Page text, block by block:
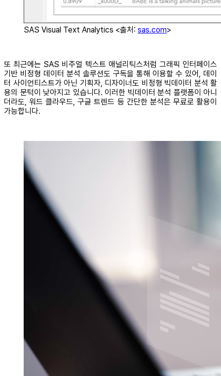
SAS Visual Text Analytics <출처: sas.com>
또 최근에는 SAS 비주얼 텍스트 애널리틱스처럼 그래픽 인터페이스
기반 비정형 데이터 분석 솔루션도 구독을 통해 이용할 수 있어, 데이
터 사이언티스트가 아닌 기획자, 디자이너도 비정형 빅데이터 분석 활
용의 문턱이 낮아지고 있습니다. 이러한 빅데이터 분석 플랫폼이 아니
더라도, 워드 클라우드, 구글 트렌드 등 간단한 분석은 무료로 활용이
가능합니다.